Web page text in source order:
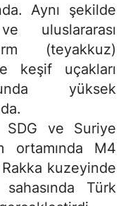
Aynı şekilde
uluslararası
(teyakkuz)
keşif uçakları
yüksek
ve Suriye
ortamında M4
kuzeyinde
Türk